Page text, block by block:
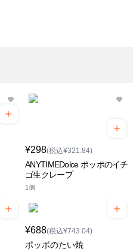
¥298(税込¥321.84)
ANYTIMEDolce ポッポのイチ
ゴ生クレープ
1個
¥688(税込¥743.04)
ポッポのたい焼